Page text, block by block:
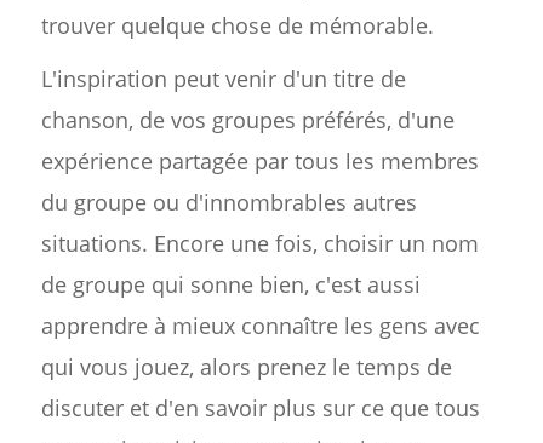
trouver quelque chose de mémorable.
L'inspiration peut venir d'un titre de
chanson, de vos groupes préférés, d'une
expérience partagée par tous les membres
du groupe ou d'innombrables autres
situations. Encore une fois, choisir un nom
de groupe qui sonne bien, c'est aussi
apprendre à mieux connaître les gens avec
qui vous jouez, alors prenez le temps de
discuter et d'en savoir plus sur ce que tous